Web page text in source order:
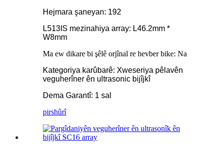
Hejmara şaneyan: 192
L513IS mezinahiya array: L46.2mm *
W8mm
Ma ew dikare bi şêlê orjînal re hevber bike: Na
Kategoriya karûbarê: Xweseriya pêlavên
veguherîner ên ultrasonic bijîjkî
Dema Garantî: 1 sal
pirshûrî